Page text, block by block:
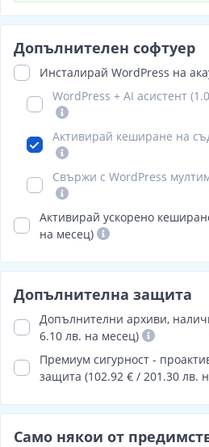
Допълнителен софтуер
Инсталирай WordPress на
WordPress + AI асистент (
Активирай кеширане на
Свържи с WordPress
Активирай ускорено
на месец)
Допълнителна защита
Допълнителни архиви,
6.10 лв. на месец)
Премиум сигурност -
защита (102.92 € / 201.30 лв.
Само някои от